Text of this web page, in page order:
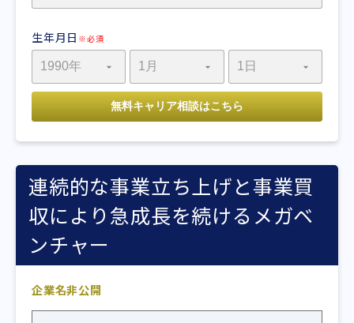
生年月日 ※必須
連続的な事業立ち上げと事業買
収により急成長を続けるメガベ
ンチャー
企業名非公開